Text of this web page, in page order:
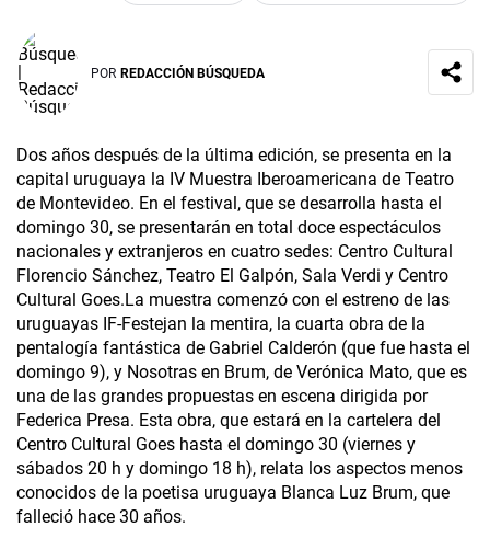
POR REDACCIÓN BÚSQUEDA
Dos años después de la última edición, se presenta en la
capital uruguaya la IV Muestra Iberoamericana de Teatro
de Montevideo. En el festival, que se desarrolla hasta el
domingo 30, se presentarán en total doce espectáculos
nacionales y extranjeros en cuatro sedes: Centro Cultural
Florencio Sánchez, Teatro El Galpón, Sala Verdi y Centro
Cultural Goes.La muestra comenzó con el estreno de las
uruguayas IF-Festejan la mentira, la cuarta obra de la
pentalogía fantástica de Gabriel Calderón (que fue hasta el
domingo 9), y Nosotras en Brum, de Verónica Mato, que es
una de las grandes propuestas en escena dirigida por
Federica Presa. Esta obra, que estará en la cartelera del
Centro Cultural Goes hasta el domingo 30 (viernes y
sábados 20 h y domingo 18 h), relata los aspectos menos
conocidos de la poetisa uruguaya Blanca Luz Brum, que
falleció hace 30 años.